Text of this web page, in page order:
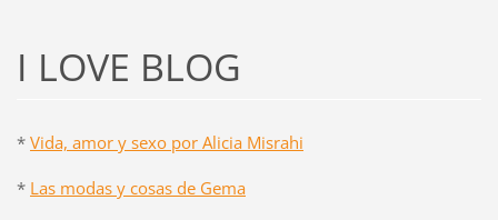
I LOVE BLOG
* Vida, amor y sexo por Alicia Misrahi
* Las modas y cosas de Gema